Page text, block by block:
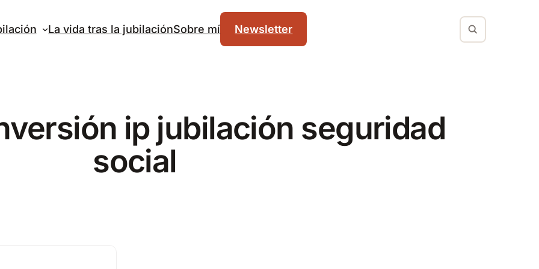
La vida tras la jubilaciónSobre mí Newsletter
ip jubilación seguridad
social